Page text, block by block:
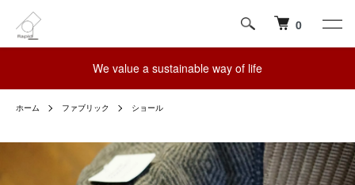
0
We value a sustainable way of life
ホーム ファブリック ショール